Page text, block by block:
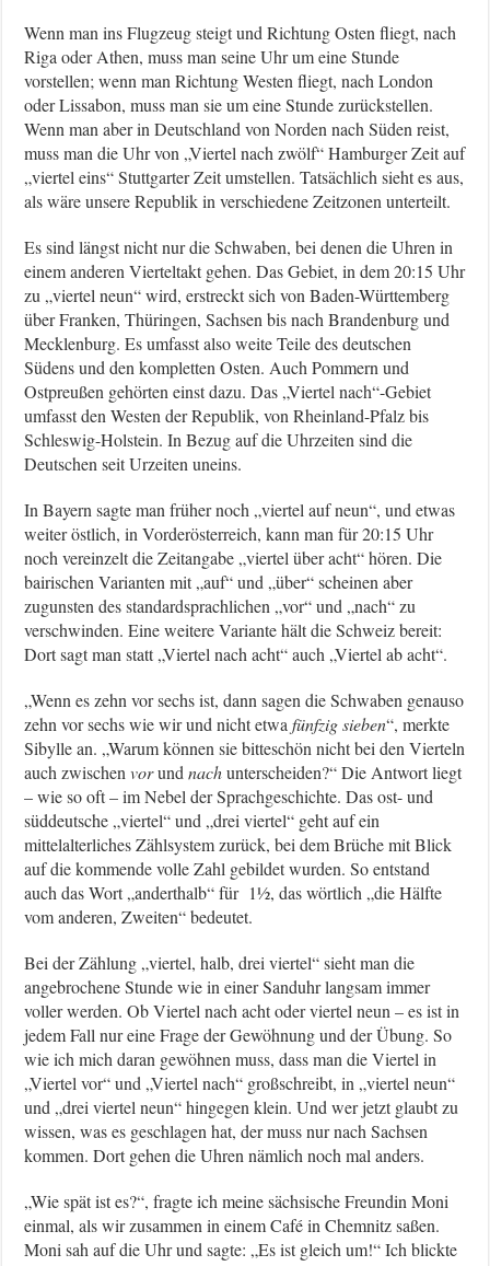
Wenn man ins Flugzeug steigt und Richtung Osten fliegt, nach
Riga oder Athen, muss man seine Uhr um eine Stunde
vorstellen; wenn man Richtung Westen fliegt, nach London
oder Lissabon, muss man sie um eine Stunde zurückstellen.
Wenn man aber in Deutschland von Norden nach Süden reist,
muss man die Uhr von „Viertel nach zwölf“ Hamburger Zeit auf
„viertel eins“ Stuttgarter Zeit umstellen. Tatsächlich sieht es aus,
als wäre unsere Republik in verschiedene Zeitzonen unterteilt.
Es sind längst nicht nur die Schwaben, bei denen die Uhren in
einem anderen Vierteltakt gehen. Das Gebiet, in dem 20:15 Uhr
zu „viertel neun“ wird, erstreckt sich von Baden-Württemberg
über Franken, Thüringen, Sachsen bis nach Brandenburg und
Mecklenburg. Es umfasst also weite Teile des deutschen
Südens und den kompletten Osten. Auch Pommern und
Ostpreußen gehörten einst dazu. Das „Viertel nach“-Gebiet
umfasst den Westen der Republik, von Rheinland-Pfalz bis
Schleswig-Holstein. In Bezug auf die Uhrzeiten sind die
Deutschen seit Urzeiten uneins.
In Bayern sagte man früher noch „viertel auf neun“, und etwas
weiter östlich, in Vorderösterreich, kann man für 20:15 Uhr
noch vereinzelt die Zeitangabe „viertel über acht“ hören. Die
bairischen Varianten mit „auf“ und „über“ scheinen aber
zugunsten des standardsprachlichen „vor“ und „nach“ zu
verschwinden. Eine weitere Variante hält die Schweiz bereit:
Dort sagt man statt „Viertel nach acht“ auch „Viertel ab acht“.
„Wenn es zehn vor sechs ist, dann sagen die Schwaben genauso
zehn vor sechs wie wir und nicht etwafünfzig sieben“, merkte
Sibylle an. „Warum können sie bitteschön nicht bei den Vierteln
auch zwischenvorundnachunterscheiden?“ Die Antwort liegt
– wie so oft – im Nebel der Sprachgeschichte. Das ost- und
süddeutsche „viertel“ und „drei viertel“ geht auf ein
mittelalterliches Zählsystem zurück, bei dem Brüche mit Blick
auf die kommende volle Zahl gebildet wurden. So entstand
auch das Wort „anderthalb“ für 1½, das wörtlich „die Hälfte
vom anderen, Zweiten“ bedeutet.
Bei der Zählung „viertel, halb, drei viertel“ sieht man die
angebrochene Stunde wie in einer Sanduhr langsam immer
voller werden. Ob Viertel nach acht oder viertel neun – es ist in
jedem Fall nur eine Frage der Gewöhnung und der Übung. So
wie ich mich daran gewöhnen muss, dass man die Viertel in
„Viertel vor“ und „Viertel nach“ großschreibt, in „viertel neun“
und „drei viertel neun“ hingegen klein. Und wer jetzt glaubt zu
wissen, was es geschlagen hat, der muss nur nach Sachsen
kommen. Dort gehen die Uhren nämlich noch mal anders.
„Wie spät ist es?“, fragte ich meine sächsische Freundin Moni
einmal, als wir zusammen in einem Café in Chemnitz saßen.
Moni sah auf die Uhr und sagte: „Es ist gleich um!“ Ich blickte